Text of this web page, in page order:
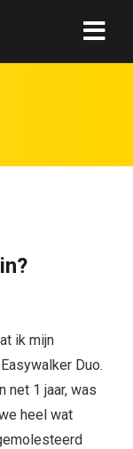
ik mijn
Duo.
net 1 jaar, was
heel wat